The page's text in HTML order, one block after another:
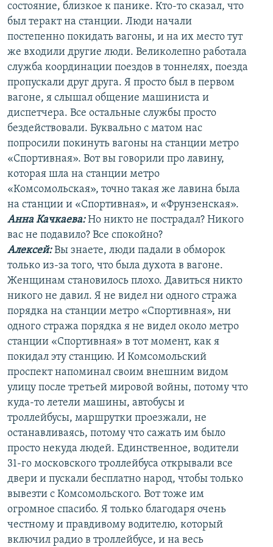
состояние, близкое к панике. Кто-то сказал, что
был теракт на станции. Люди начали
постепенно покидать вагоны, и на их место тут
же входили другие люди. Великолепно работала
служба координации поездов в тоннелях, поезда
пропускали друг друга. Я просто был в первом
вагоне, я слышал общение машиниста и
диспетчера. Все остальные службы просто
бездействовали. Буквально с матом нас
попросили покинуть вагоны на станции метро
«Спортивная». Вот вы говорили про лавину,
которая шла на станции метро
«Комсомольская», точно такая же лавина была
на станции и «Спортивная», и «Фрунзенская».
Анна Качкаева:Но никто не пострадал? Никого
вас не подавило? Все спокойно?
Алексей:Вы знаете, люди падали в обморок
только из-за того, что была духота в вагоне.
Женщинам становилось плохо. Давиться никто
никого не давил. Я не видел ни одного стража
порядка на станции метро «Спортивная», ни
одного стража порядка я не видел около метро
станции «Спортивная» в тот момент, как я
покидал эту станцию. И Комсомольский
проспект напоминал своим внешним видом
улицу после третьей мировой войны, потому что
куда-то летели машины, автобусы и
троллейбусы, маршрутки проезжали, не
останавливаясь, потому что сажать им было
просто некуда людей. Единственное, водители
31-го московского троллейбуса открывали все
двери и пускали бесплатно народ, чтобы только
вывезти с Комсомольского. Вот тоже им
огромное спасибо. Я только благодаря очень
честному и правдивому водителю, который
включил радио в троллейбусе, и на весь